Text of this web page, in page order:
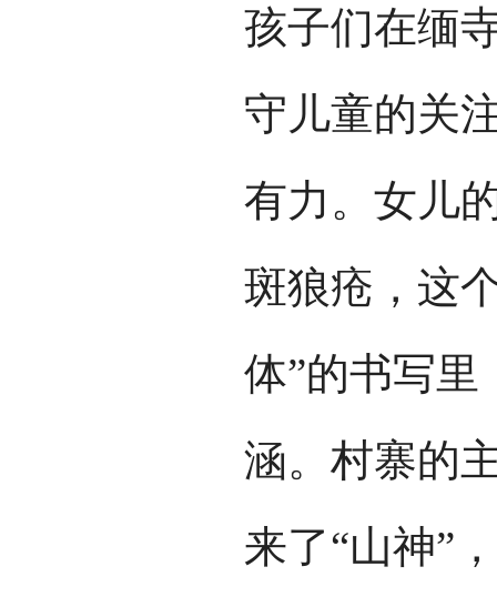
孩子们在缅
守儿童的关
有力。女儿
斑狼疮，这
体”的书写
涵。村寨的
来了“山神”